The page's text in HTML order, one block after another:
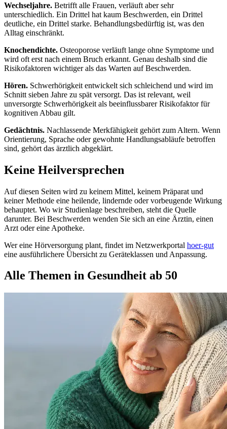
Wechseljahre. Betrifft alle Frauen, verläuft aber sehr
unterschiedlich. Ein Drittel hat kaum Beschwerden, ein Drittel
deutliche, ein Drittel starke. Behandlungsbedürftig ist, was den
Alltag einschränkt.
Knochendichte. Osteoporose verläuft lange ohne Symptome und
wird oft erst nach einem Bruch erkannt. Genau deshalb sind die
Risikofaktoren wichtiger als das Warten auf Beschwerden.
Hören. Schwerhörigkeit entwickelt sich schleichend und wird im
Schnitt sieben Jahre zu spät versorgt. Das ist relevant, weil
unversorgte Schwerhörigkeit als beeinflussbarer Risikofaktor für
kognitiven Abbau gilt.
Gedächtnis. Nachlassende Merkfähigkeit gehört zum Altern. Wenn
Orientierung, Sprache oder gewohnte Handlungsabläufe betroffen
sind, gehört das ärztlich abgeklärt.
Keine Heilversprechen
Auf diesen Seiten wird zu keinem Mittel, keinem Präparat und
keiner Methode eine heilende, lindernde oder vorbeugende Wirkung
behauptet. Wo wir Studienlage beschreiben, steht die Quelle
darunter. Bei Beschwerden wenden Sie sich an eine Ärztin, einen
Arzt oder eine Apotheke.
Wer eine Hörversorgung plant, findet im Netzwerkportal hoer-gut
eine ausführlichere Übersicht zu Geräteklassen und Anpassung.
Alle Themen in Gesundheit ab 50